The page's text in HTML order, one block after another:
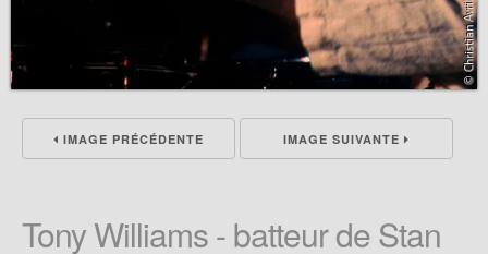
IMAGE PRÉCÉDENTE IMAGE SUIVANTE
Tony Williams - batteur de Stan